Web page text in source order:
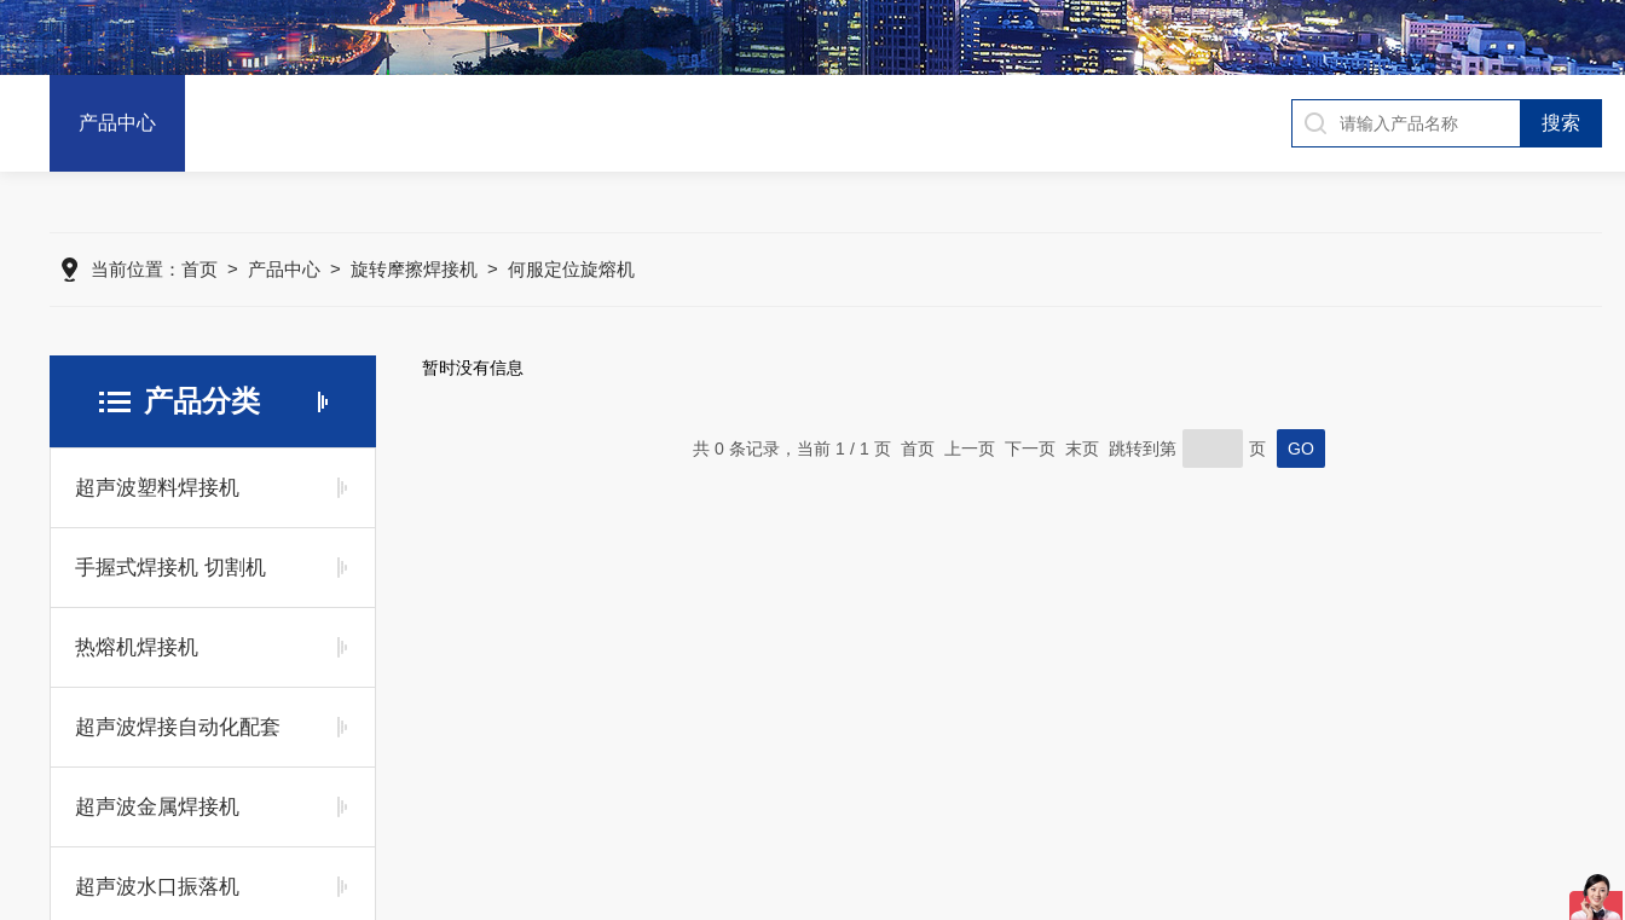
产品中心
当前位置： 首页> 产品中心> 旋转摩擦焊接机> 何服定位旋熔机
产品分类
超声波塑料焊接机
手握式焊接机 切割机
热熔机焊接机
超声波焊接自动化配套
超声波金属焊接机
超声波水口振落机
暂时没有信息
共 0 条记录，当前 1 / 1 页 首页 上一页 下一页 末页 跳转到第 页